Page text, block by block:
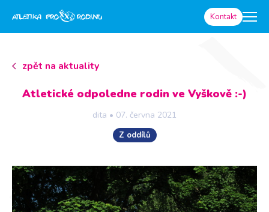
Kontakt
zpět na aktuality
Atletické odpoledne rodin ve Vyškově :-)
dita • 07. června 2021
Z oddílů